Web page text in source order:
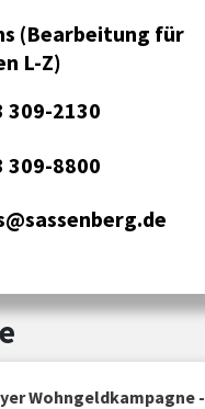
(Bearbeitung für
L-Z)
309-2130
309-8800
Wohngeldkampagne -